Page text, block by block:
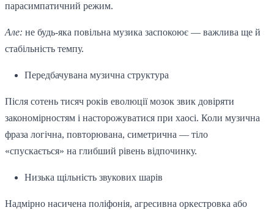
парасимпатичний режим.
Але: не будь-яка повільна музика заспокоює — важлива ще й
стабільність темпу.
Передбачувана музична структура
Після сотень тисяч років еволюції мозок звик довіряти
закономірностям і насторожуватися при хаосі. Коли музична
фраза логічна, повторювана, симетрична — тіло
«спускається» на глибший рівень відпочинку.
Низька щільність звукових шарів
Надмірно насичена поліфонія, агресивна оркестровка або